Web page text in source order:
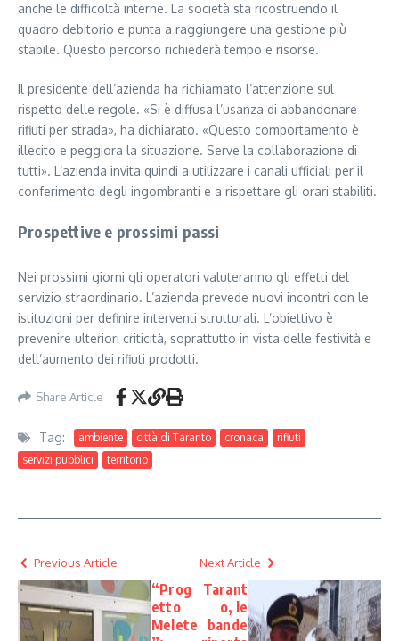
anche le difficoltà interne. La società sta ricostruendo il
quadro debitorio e punta a raggiungere una gestione più
stabile. Questo percorso richiederà tempo e risorse.
Il presidente dell’azienda ha richiamato l’attenzione sul
rispetto delle regole. «Si è diffusa l’usanza di abbandonare
rifiuti per strada», ha dichiarato. «Questo comportamento è
illecito e peggiora la situazione. Serve la collaborazione di
tutti». L’azienda invita quindi a utilizzare i canali ufficiali per il
conferimento degli ingombranti e a rispettare gli orari stabiliti.
Prospettive e prossimi passi
Nei prossimi giorni gli operatori valuteranno gli effetti del
servizio straordinario. L’azienda prevede nuovi incontri con le
istituzioni per definire interventi strutturali. L’obiettivo è
prevenire ulteriori criticità, soprattutto in vista delle festività e
dell’aumento dei rifiuti prodotti.
Share Article
Tag: ambiente città di Taranto cronaca
rifiuti
servizi pubblici
territorio
Previous Article
“Prog
etto
Melete
Next Article
Tarant
o, le
bande